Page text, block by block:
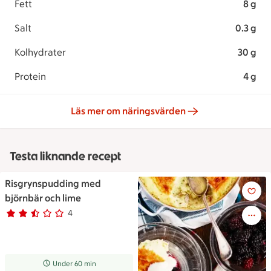
Fett 8 g
Salt 0.3 g
Kolhydrater 30 g
Protein 4 g
Läs mer om näringsvärden
Testa liknande recept
Risgrynspudding med
björnbär och lime
Betyg 2.3 av 5. 4
4 personer har röstat
Receptet tar Under 60 min att tillaga
Under 60 min
Risgrynspudding med